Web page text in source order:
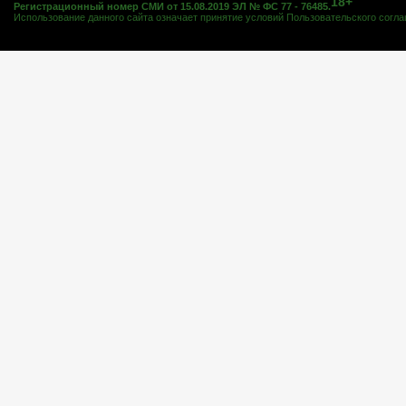
Регистрационный номер СМИ от 15.08.2019 ЭЛ № ФС 77 - 76485.
Использование данного сайта означает принятие условий Пользовательского